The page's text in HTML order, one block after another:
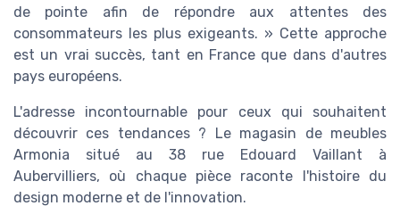
de pointe afin de répondre aux attentes des
consommateurs les plus exigeants. » Cette approche
est un vrai succès, tant en France que dans d'autres
pays européens.
L'adresse incontournable pour ceux qui souhaitent
découvrir ces tendances ? Le magasin de meubles
Armonia situé au 38 rue Edouard Vaillant à
Aubervilliers, où chaque pièce raconte l'histoire du
design moderne et de l'innovation.